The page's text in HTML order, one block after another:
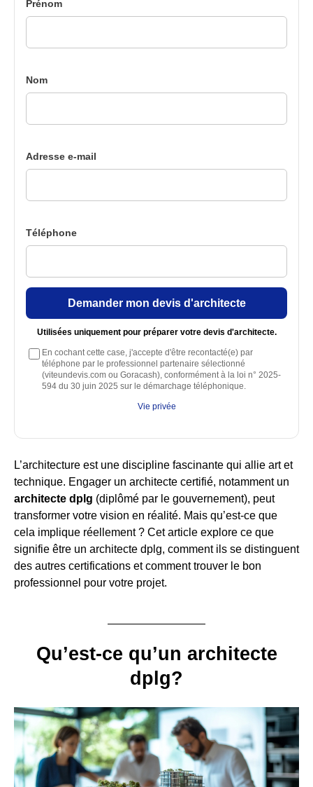
Prénom
Nom
Adresse e-mail
Téléphone
Demander mon devis d'architecte
Utilisées uniquement pour préparer votre devis d'architecte.
En cochant cette case, j'accepte d'être recontacté(e) par
téléphone par le professionnel partenaire sélectionné
(viteundevis.com ou Goracash), conformément à la loi n° 2025-
594 du 30 juin 2025 sur le démarchage téléphonique.
Vie privée
L’architecture est une discipline fascinante qui allie art et
technique. Engager un architecte certifié, notamment un
architecte dplg (diplômé par le gouvernement), peut
transformer votre vision en réalité. Mais qu’est-ce que
cela implique réellement ? Cet article explore ce que
signifie être un architecte dplg, comment ils se distinguent
des autres certifications et comment trouver le bon
professionnel pour votre projet.
Qu’est-ce qu’un architecte
dplg?